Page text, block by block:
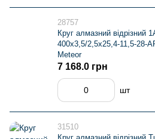
28757
Круг алмазний вiдрiзний
400х3,5/2,5х25,4-11,5-28-
Meteor
7 168.0 грн
шт
31510